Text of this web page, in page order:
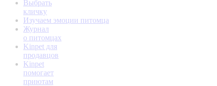
Выбрать
кличку
Изучаем эмоции питомца
Журнал
о питомцах
Kinpet для
продавцов
Kinpet
помогает
приютам